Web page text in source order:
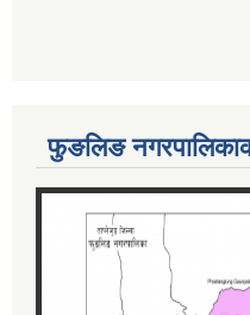
फुङलिङ